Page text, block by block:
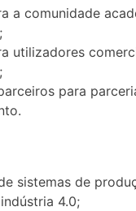
a comunidade
utilizadores
para
sistemas de
4.0;